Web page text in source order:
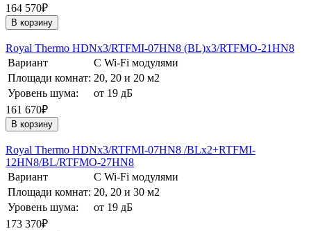
164 570₽
В корзину
Royal Thermo HDNх3/RTFMI-07HN8 (BL)х3/RTFMO-21HN8
Вариант
С Wi-Fi модулями
Площади комнат: 20, 20 и 20 м2
Уровень шума:
от 19 дБ
161 670₽
В корзину
Royal Thermo HDNх3/RTFMI-07HN8 /BLх2+RTFMI-
12HN8/BL/RTFMO-27HN8
Вариант
С Wi-Fi модулями
Площади комнат: 20, 20 и 30 м2
Уровень шума:
от 19 дБ
173 370₽